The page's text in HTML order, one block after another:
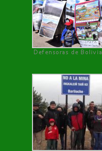
Defensoras de Bolivia